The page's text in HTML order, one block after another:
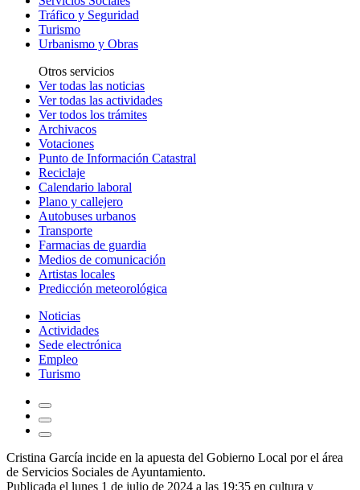
Tráfico y Seguridad
Turismo
Urbanismo y Obras
Otros servicios
Ver todas las noticias
Ver todas las actividades
Ver todos los trámites
Archivacos
Votaciones
Punto de Información Catastral
Reciclaje
Calendario laboral
Plano y callejero
Autobuses urbanos
Transporte
Farmacias de guardia
Medios de comunicación
Artistas locales
Predicción meteorológica
Noticias
Actividades
Sede electrónica
Empleo
Turismo
Cristina García incide en la apuesta del Gobierno Local por el área
de Servicios Sociales de Ayuntamiento.
Publicada el lunes 1 de julio de 2024 a las 19:35 en cultura y